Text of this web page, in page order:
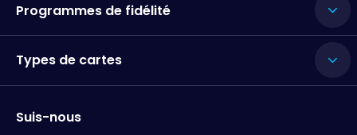
Programmes de fidélité
Types de cartes
Suis-nous